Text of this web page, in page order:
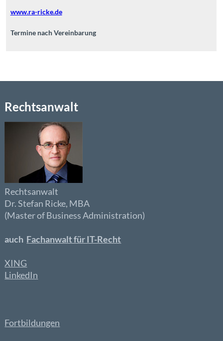
www.ra-ricke.de
Termine nach Vereinbarung
Rechtsanwalt
Rechtsanwalt
Dr. Stefan Ricke, MBA
(Master of Business Administration)
auch Fachanwalt für IT-Recht
XING
LinkedIn
Fortbildungen